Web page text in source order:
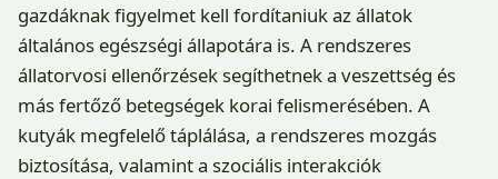
gazdáknak figyelmet kell fordítaniuk az állatok
általános egészségi állapotára is. A rendszeres
állatorvosi ellenőrzések segíthetnek a veszettség és
más fertőző betegségek korai felismerésében. A
kutyák megfelelő táplálása, a rendszeres mozgás
biztosítása, valamint a szociális interakciók